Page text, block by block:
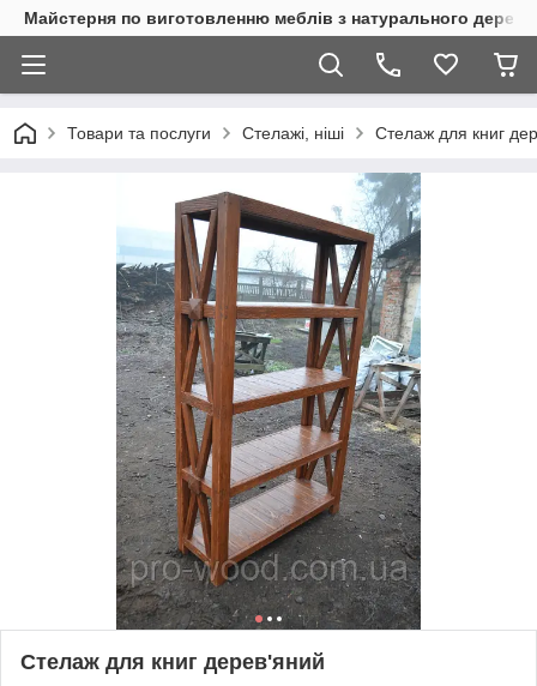
Майстерня по виготовленню меблів з натурального
Товари та послуги Стелажі, ніші Стелаж для книг
Стелаж для книг дерев'яний